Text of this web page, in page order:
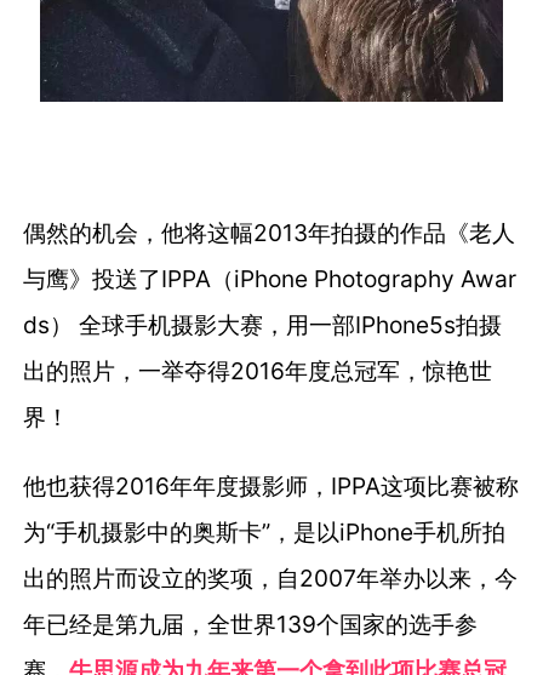
偶然的机会，他将这幅2013年拍摄的作品《老人
与鹰》投送了IPPA（iPhone Photography Awar
ds） 全球手机摄影大赛，用一部IPhone5s拍摄
出的照片，一举夺得2016年度总冠军，惊艳世
界！
他也获得2016年年度摄影师，IPPA这项比赛被称
为“手机摄影中的奥斯卡”，是以iPhone手机所拍
出的照片而设立的奖项，自2007年举办以来，今
年已经是第九届，全世界139个国家的选手参